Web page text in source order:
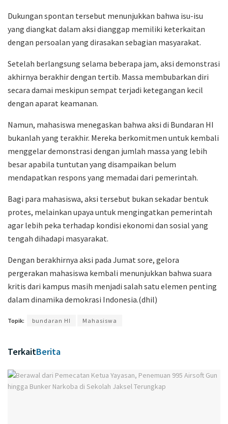
Dukungan spontan tersebut menunjukkan bahwa isu-isu
yang diangkat dalam aksi dianggap memiliki keterkaitan
dengan persoalan yang dirasakan sebagian masyarakat.
Setelah berlangsung selama beberapa jam, aksi demonstrasi
akhirnya berakhir dengan tertib. Massa membubarkan diri
secara damai meskipun sempat terjadi ketegangan kecil
dengan aparat keamanan.
Namun, mahasiswa menegaskan bahwa aksi di Bundaran HI
bukanlah yang terakhir. Mereka berkomitmen untuk kembali
menggelar demonstrasi dengan jumlah massa yang lebih
besar apabila tuntutan yang disampaikan belum
mendapatkan respons yang memadai dari pemerintah.
Bagi para mahasiswa, aksi tersebut bukan sekadar bentuk
protes, melainkan upaya untuk mengingatkan pemerintah
agar lebih peka terhadap kondisi ekonomi dan sosial yang
tengah dihadapi masyarakat.
Dengan berakhirnya aksi pada Jumat sore, gelora
pergerakan mahasiswa kembali menunjukkan bahwa suara
kritis dari kampus masih menjadi salah satu elemen penting
dalam dinamika demokrasi Indonesia.(dhil)
Topik: bundaran HI Mahasiswa
TerkaitBerita